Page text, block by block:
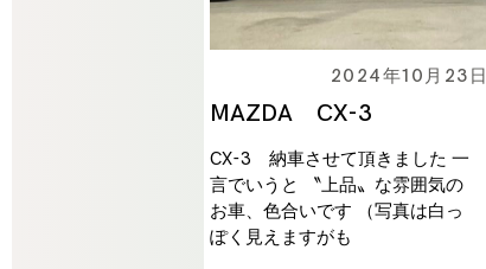
2024年10月23日
MAZDA CX-3
CX-3 納車させて頂きました 一
言でいうと 〝上品〟な雰囲気の
お車、色合いです （写真は白っ
ぽく見えますがも